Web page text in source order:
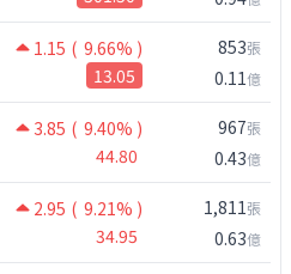
1.15 ( 9.66% )
13.05
853張
0.11億
3.85 ( 9.40% )
44.80
967張
0.43億
2.95 ( 9.21% )
34.95
1,811張
0.63億